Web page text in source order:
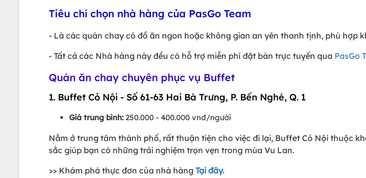
Tiêu chí chọn nhà hàng của PasGo Team
- Là các quán chay có đồ ăn ngon hoặc không gian an yên thanh tịnh, phù hợp
- Tất cả các Nhà hàng này đều có hỗ trợ miễn phí đặt bàn trực tuyến qua PasGo
Quán ăn chay chuyên phục vụ Buffet
1. Buffet Cỏ Nội - Số 61-63 Hai Bà Trưng, P. Bến Nghé, Q. 1
Giá trung bình: 250.000 - 400.000 vnđ/người
Nằm ở trung tâm thành phố, rất thuận tiện cho việc đi lại, Buffet Cỏ Nội thuộc
sắc giúp bạn có những trải nghiệm trọn vẹn trong mùa Vu Lan.
>> Khám phá thực đơn của nhà hàng Tại đây.